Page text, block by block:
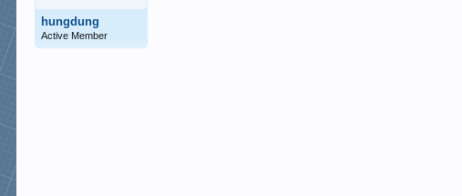
hungdung
Active Member